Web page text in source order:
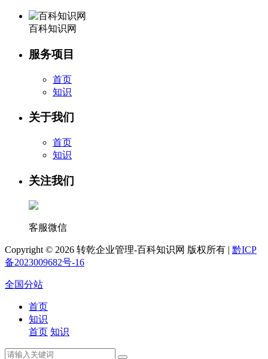
百科知识网
服务项目
首页
知识
关于我们
首页
知识
关注我们
客服微信
Copyright © 2026 转乾企业管理-百科知识网 版权所有 | 黔ICP
备2023009682号-16
全国分站
首页
知识
首页 知识